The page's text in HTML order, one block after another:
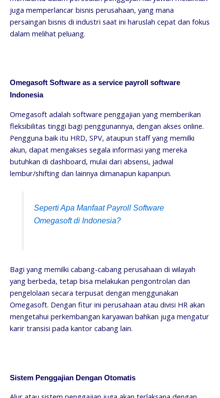
juga memperlancar bisnis perusahaan, yang mana
persaingan bisnis di industri saat ini haruslah cepat dan fokus
dalam melihat peluang.
Omegasoft Software as a service payroll software
Indonesia
Omegasoft adalah software penggajian yang memberikan
fleksibilitas tinggi bagi penggunannya, dengan akses online.
Pengguna baik itu HRD, SPV, ataupun staff yang memilki
akun, dapat mengakses segala informasi yang mereka
butuhkan di dashboard, mulai dari absensi, jadwal
lembur/shifting dan lainnya dimanapun kapanpun.
Seperti Apa Manfaat Payroll Software
Omegasoft di Indonesia?
Bagi yang memilki cabang-cabang perusahaan di wilayah
yang berbeda, tetap bisa melakukan pengontrolan dan
pengelolaan secara terpusat dengan menggunakan
Omegasoft. Dengan fitur ini perusahaan atau divisi HR akan
mengetahui perkembangan karyawan bahkan juga mengatur
karir transisi pada kantor cabang lain.
Sistem Penggajian Dengan Otomatis